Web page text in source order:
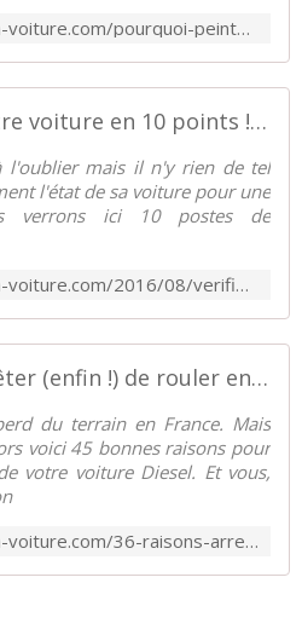
http://www.palais-de-la-voiture.com/pourquoi-peintures-ternissent-et-vernis-s-ecaillent.html
Vérifiez l'état de votre voiture en 10 points ! Rapide et facile ! - Palais-de-la-Voiture.com
l'oublier mais il n'y rien de tel
l'état de sa voiture pour une
verrons ici 10 postes de
http://www.palais-de-la-voiture.com/2016/08/verifiez-l-etat-de-votre-voiture-en-10-points-rapide-et-facile.html
36 raisons pour arrêter (enfin !) de rouler en Diesel - Palais-de-la-Voiture.com
du terrain en France. Mais
voici 45 bonnes raisons pour
votre voiture Diesel. Et vous,
http://www.palais-de-la-voiture.com/36-raisons-arreter-de-rouler-en-diesel.html